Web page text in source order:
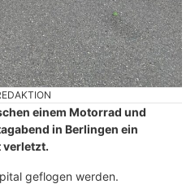
einem Motorrad und
in Berlingen ein
geflogen werden.